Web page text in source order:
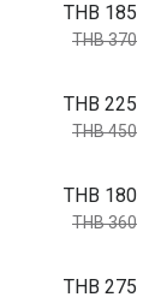
THB 185
THB 370
THB 225
THB 450
THB 180
THB 360
THB 275